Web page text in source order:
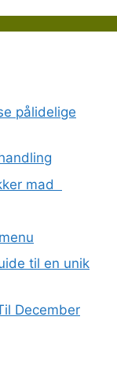
pålidelige
mad
til en unik
December